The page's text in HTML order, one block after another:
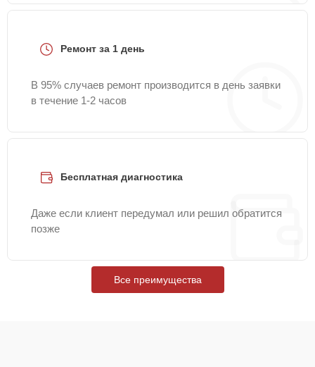
Ремонт за 1 день
В 95% случаев ремонт производится в день заявки
в течение 1-2 часов
Бесплатная диагностика
Даже если клиент передумал или решил обратится
позже
Все преимущества